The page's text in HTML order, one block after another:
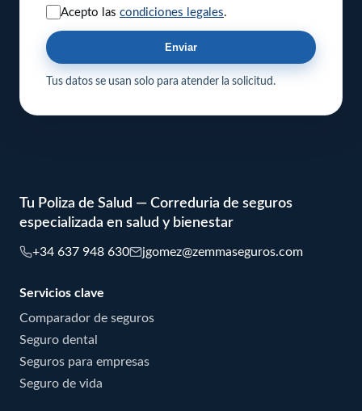
Acepto las condiciones legales
Enviar
Tus datos se usan solo para atender la solicitud.
Tu Poliza de Salud — Correduria de seguros
especializada en salud y bienestar
+34 637 948 630 jgomez@zemmaseguros.com
Servicios clave
Comparador de seguros
Seguro dental
Seguros para empresas
Seguro de vida